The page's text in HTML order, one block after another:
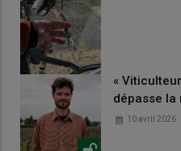
«
dépasse la
10 avril 2026